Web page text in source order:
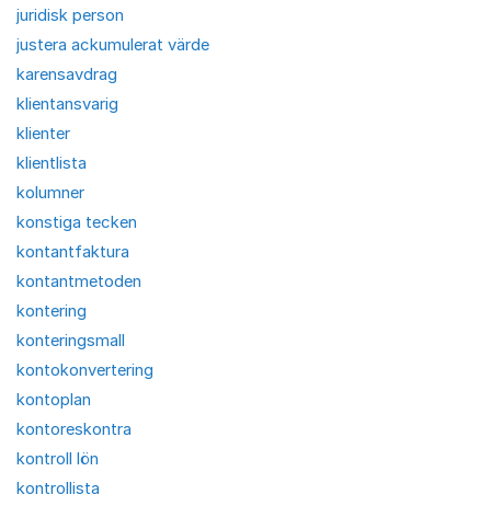
juridisk person
justera ackumulerat värde
karensavdrag
klientansvarig
klienter
klientlista
kolumner
konstiga tecken
kontantfaktura
kontantmetoden
kontering
konteringsmall
kontokonvertering
kontoplan
kontoreskontra
kontroll lön
kontrollista